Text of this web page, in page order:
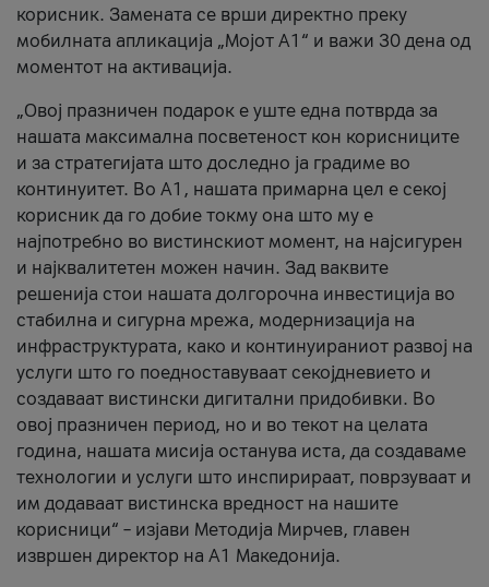
корисник. Замената се врши директно преку
мобилната апликација „Мојот А1“ и важи 30 дена од
моментот на активација.
„Овој празничен подарок е уште една потврда за
нашата максимална посветеност кон корисниците
и за стратегијата што доследно ја градиме во
континуитет. Во А1, нашата примарна цел е секој
корисник да го добие токму она што му е
најпотребно во вистинскиот момент, на најсигурен
и најквалитетен можен начин. Зад ваквите
решенија стои нашата долгорочна инвестиција во
стабилна и сигурна мрежа, модернизација на
инфраструктурата, како и континуираниот развој на
услуги што го поедноставуваат секојдневието и
создаваат вистински дигитални придобивки. Во
овој празничен период, но и во текот на целата
година, нашата мисија останува иста, да создаваме
технологии и услуги што инспирираат, поврзуваат и
им додаваат вистинска вредност на нашите
корисници“ – изјави Методија Мирчев, главен
извршен директор на А1 Македонија.